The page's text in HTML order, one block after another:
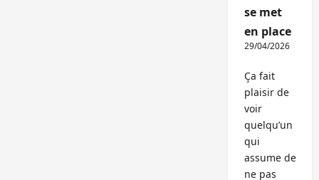
se met
en place
29/04/2026
Ça fait
plaisir de
voir
quelqu’un
qui
assume de
ne pas